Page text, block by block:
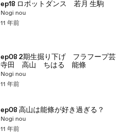
ep18 ロボットダンス 若月 生駒
Nogi nou
11 年前
ep08 2期生掘り下げ フラフープ芸
寺田 高山 ちはる 能條
Nogi nou
11 年前
ep08 高山は能條が好き過ぎる？
Nogi nou
11 年前